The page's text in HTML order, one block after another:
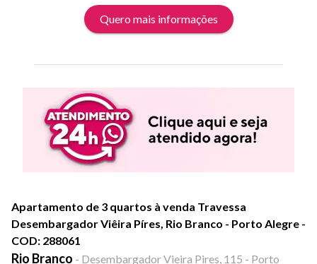
Quero mais informações
Apartamento de 3 quartos à venda Travessa
Desembargador Viêira Píres, Rio Branco - Porto Alegre -
COD: 288061
Rio Branco - Desembargador Vieira Pires, 115 - Porto